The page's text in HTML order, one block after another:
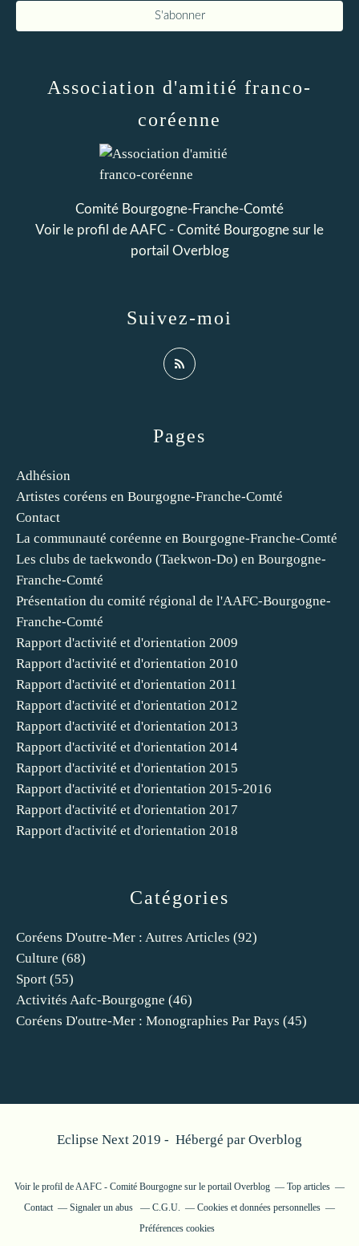
Catégories
Coréens D'outre-Mer : Autres Articles (92)
Culture (68)
Sport (55)
Activités Aafc-Bourgogne (46)
Coréens D'outre-Mer : Monographies Par Pays (45)
Pages
Adhésion
Artistes coréens en Bourgogne-Franche-Comté
Contact
La communauté coréenne en Bourgogne-Franche-Comté
Les clubs de taekwondo (Taekwon-Do) en Bourgogne-
Franche-Comté
Présentation du comité régional de l'AAFC-Bourgogne-
Franche-Comté
Rapport d'activité et d'orientation 2009
Rapport d'activité et d'orientation 2010
Rapport d'activité et d'orientation 2011
Rapport d'activité et d'orientation 2012
Rapport d'activité et d'orientation 2013
Rapport d'activité et d'orientation 2014
Rapport d'activité et d'orientation 2015
Rapport d'activité et d'orientation 2015-2016
Rapport d'activité et d'orientation 2017
Rapport d'activité et d'orientation 2018
Association d'amitié franco-
coréenne
Comité Bourgogne-Franche-Comté
Voir le profil deAAFC - Comité Bourgogne sur le
portail Overblog
Suivez-moi
Eclipse Next 2019 - Hébergé par Overblog
Voir le profil deAAFC - Comité Bourgogne sur le portail Overblog
Top articles
Contact
Signaler un abus C.G.U.
Cookies et données personnelles
Préférences cookies